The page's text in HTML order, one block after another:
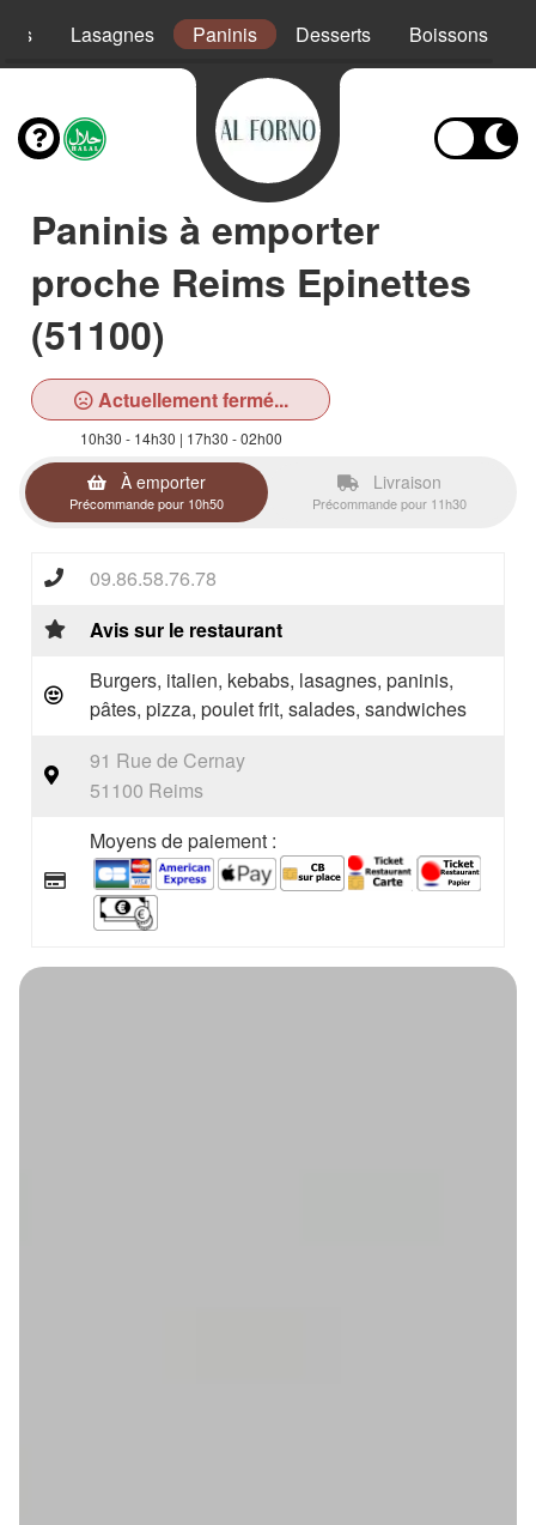
Lasagnes Paninis Desserts Boissons
Paninis à emporter
proche Reims Epinettes
(51100)
Actuellement fermé...
10h30 - 14h30 | 17h30 - 02h00
À emporter
Précommande pour 10h50
Livraison
Précommande pour 11h30
09.86.58.76.78
Avis sur le restaurant
Burgers, italien, kebabs, lasagnes, paninis,
pâtes, pizza, poulet frit, salades, sandwiches
91 Rue de Cernay
51100 Reims
Moyens de paiement :